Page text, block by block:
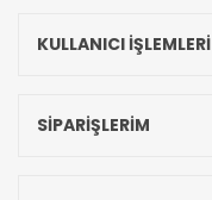
KULLANICI İŞLEMLERİ
SİPARİŞLERİM